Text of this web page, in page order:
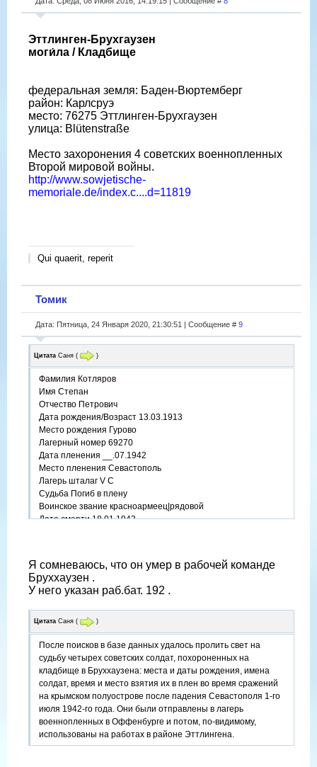
Эттлинген-Брухгаузен
моги́ла / Кладбище
федеральная земля: Баден-Вюртемберг
район: Карлсруэ
место: 76275 Эттлинген-Брухгаузен
улица: Blütenstraße
Место захоронения 4 советских военнопленных
Второй мировой войны.
http://www.sowjetische-
memoriale.de/index.c....d=11819
Qui quaerit, reperit
Томик
Дата: Пятница, 24 Января 2020, 21:30:51 | Сообщение # 9
Цитата Саня ( )
Фамилия Котляров
Имя Степан
Отчество Петрович
Дата рождения/Возраст 13.03.1913
Место рождения Гурово
Лагерный номер 69270
Дата пленения __.07.1942
Место пленения Севастополь
Лагерь шталаг V C
Судьба Погиб в плену
Воинское звание красноармеец|рядовой
Дата смерти 18.01.1943
Я сомневаюсь, что он умер в рабочей команде
Бруххаузен .
У него указан раб.бат. 192 .
Цитата Саня ( )
После поисков в базе данных удалось пролить свет на
судьбу четырех советских солдат, похороненных на
кладбище в Бруххаузена: места и даты рождения, имена
солдат, время и место взятия их в плен во время сражений
на крымском полуострове после падения Севастополя 1-го
июля 1942-го года. Они были отправлены в лагерь
военнопленных в Оффенбурге и потом, по-видимому,
использованы на работах в районе Эттлингена.